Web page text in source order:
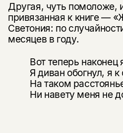
Другая, чуть помоложе,
привязанная к книге —
Светония: по
месяцев в году.
Вот теперь наконец
Я диван обогнул, я
На таком
Ни навету меня не